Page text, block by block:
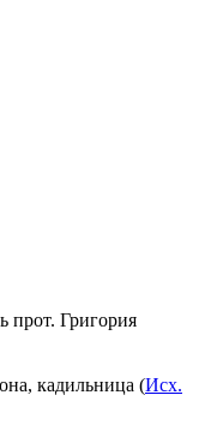
прот. Григория
кадильница (Исх.